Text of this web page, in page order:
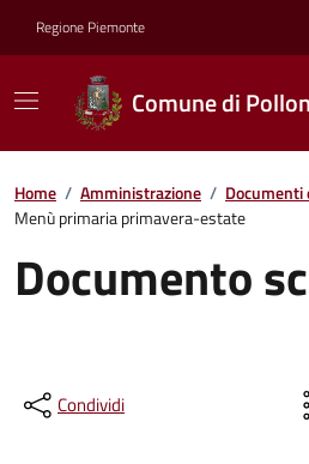
Regione Piemonte
Comune di
Home / Amministrazione / Documenti
Menù primaria primavera-estate
Documento
Condividi